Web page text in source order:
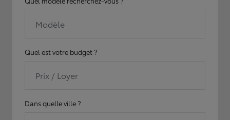
Modèle
Quel est votre budget ?
Prix / Loyer
Dans quelle ville ?